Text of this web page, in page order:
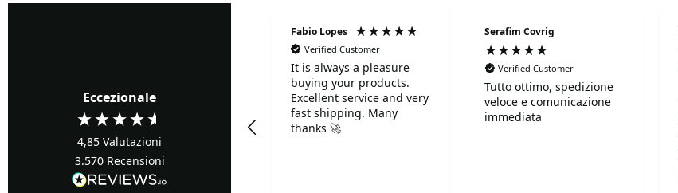
Eccezionale
4,85 Valutazioni
3.570 Recensioni
e racchetta tutto ok
Fabio Lopes
Verified Customer
It is always a pleasure
buying your products.
Excellent service and very
fast shipping. Many
thanks 🚀
Serafim Covrig
Verified Customer
Tutto ottimo, spedizione
veloce e comunicazione
immediata